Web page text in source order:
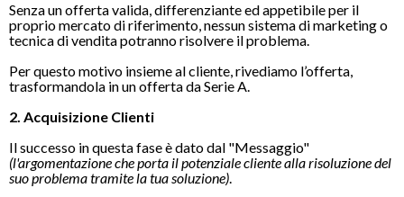
Senza un offerta valida, differenziante ed appetibile per il
proprio mercato di riferimento, nessun sistema di marketing o
tecnica di vendita potranno risolvere il problema.
Per questo motivo insieme al cliente, rivediamo l’offerta,
trasformandola in un offerta da Serie A.
2. Acquisizione Clienti
Il successo in questa fase è dato dal "Messaggio"
(l'argomentazione che porta il potenziale cliente alla risoluzione del
suo problema tramite la tua soluzione).